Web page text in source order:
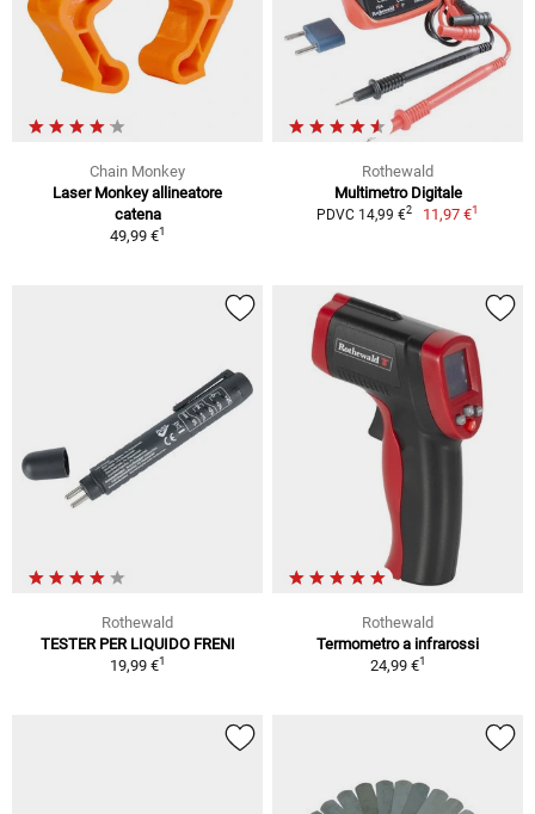
Chain Monkey
Laser Monkey allineatore
catena
49,99 €1
Rothewald
Multimetro Digitale
PDVC 14,99 €2 11,97 €1
Rothewald
TESTER PER LIQUIDO FRENI
19,99 €1
Rothewald
Termometro a infrarossi
24,99 €1